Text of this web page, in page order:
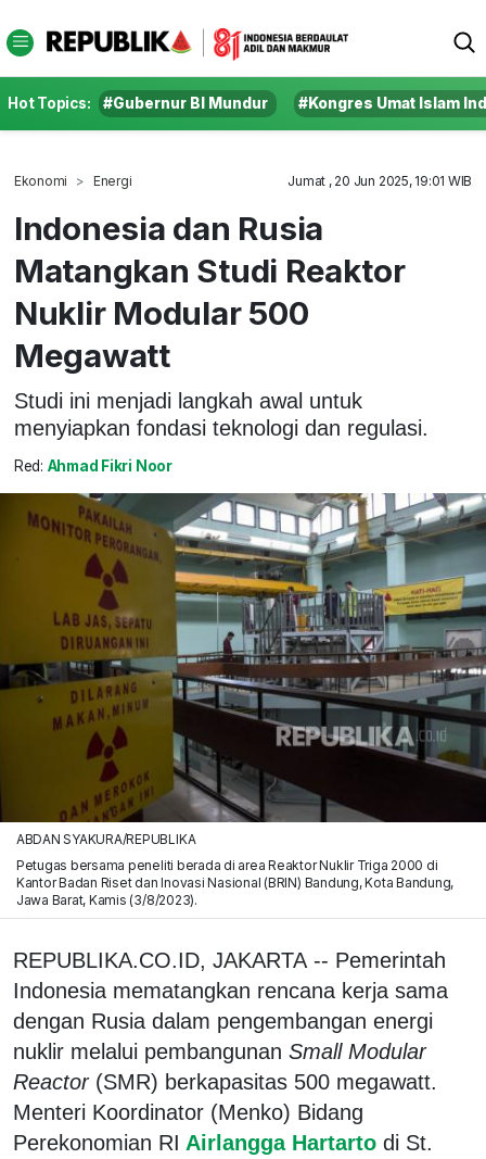
Hot Topics: #Gubernur BI Mundur #Kongres Umat Islam
Ekonomi Energi Jumat , 20 Jun 2025, 19:01 WIB
Indonesia dan Rusia
Matangkan Studi Reaktor
Nuklir Modular 500
Megawatt
Studi ini menjadi langkah awal untuk
menyiapkan fondasi teknologi dan regulasi.
Red: Ahmad Fikri Noor
ABDAN SYAKURA/REPUBLIKA
Petugas bersama peneliti berada di area Reaktor Nuklir Triga 2000 di
Kantor Badan Riset dan Inovasi Nasional (BRIN) Bandung, Kota Bandung,
Jawa Barat, Kamis (3/8/2023).
REPUBLIKA.CO.ID, JAKARTA -- Pemerintah
Indonesia mematangkan rencana kerja sama
dengan Rusia dalam pengembangan energi
nuklir melalui pembangunan Small Modular
Reactor(SMR) berkapasitas 500 megawatt.
Menteri Koordinator (Menko) Bidang
Perekonomian RI Airlangga Hartarto di St.